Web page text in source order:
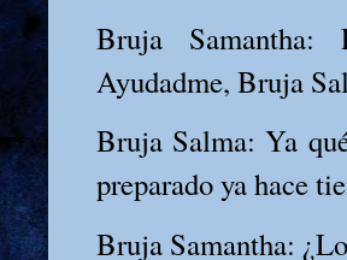
Bruja
Ayudadme, Bruja
Bruja Salma: Ya
preparado ya hace
Bruja Samantha: